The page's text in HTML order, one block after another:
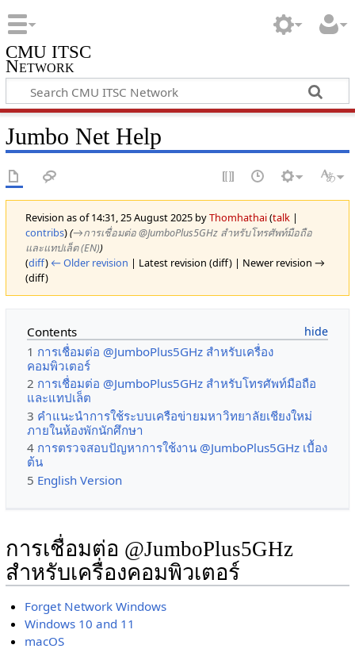
CMU ITSC
Network
Jumbo Net Help
Revision as of 14:31, 25 August 2025 byThomhathai(talk|
contribs)(→‎การเชื่อมต่อ @JumboPlus5GHz สำหรับโทรศัพท์มือถือ
และแทปเล็ต (EN))
(diff) ← Older revision | Latest revision (diff) | Newer revision →
(diff)
Contents
1 การเชื่อมต่อ @JumboPlus5GHz สำหรับเครื่อง
คอมพิวเตอร์
2 การเชื่อมต่อ @JumboPlus5GHz สำหรับโทรศัพท์มือถือ
และแทปเล็ต
3 คำแนะนำการใช้ระบบเครือข่ายมหาวิทยาลัยเชียงใหม่
ภายในห้องพักนักศึกษา
4 การตรวจสอบปัญหาการใช้งาน @JumboPlus5GHz เบื้อง
ต้น
5 English Version
การเชื่อมต่อ @JumboPlus5GHz
สำหรับเครื่องคอมพิวเตอร์
Forget Network Windows
Windows 10 and 11
macOS